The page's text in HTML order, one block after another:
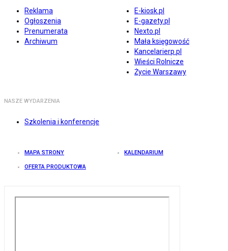
Reklama
Ogłoszenia
Prenumerata
Archiwum
E-kiosk.pl
E-gazety.pl
Nexto.pl
Mała księgowość
Kancelarierp.pl
Wieści Rolnicze
Życie Warszawy
NASZE WYDARZENIA
Szkolenia i konferencje
MAPA STRONY KALENDARIUM
OFERTA PRODUKTOWA